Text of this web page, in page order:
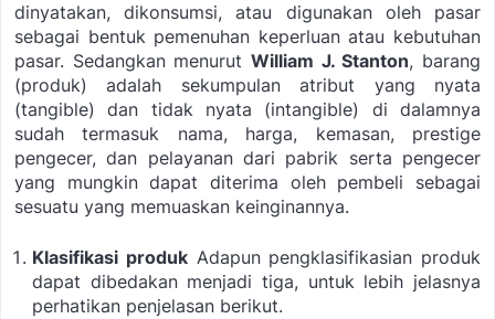
dinyatakan, dikonsumsi, atau digunakan oleh pasar
sebagai bentuk pemenuhan keperluan atau kebutuhan
pasar. Sedangkan menurut William J. Stanton, barang
(produk) adalah sekumpulan atribut yang nyata
(tangible) dan tidak nyata (intangible) di dalamnya
sudah termasuk nama, harga, kemasan, prestige
pengecer, dan pelayanan dari pabrik serta pengecer
yang mungkin dapat diterima oleh pembeli sebagai
sesuatu yang memuaskan keinginannya.
Klasifikasi produk Adapun pengklasifikasian produk
dapat dibedakan menjadi tiga, untuk lebih jelasnya
perhatikan penjelasan berikut.